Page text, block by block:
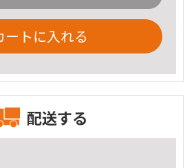
ートに入れる
配送する